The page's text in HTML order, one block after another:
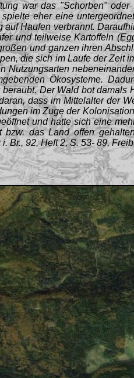
war das "Schorben"
eher eine
Haufen verbrannt.
und teilweise Kartoffeln
und ganzen ihren
die sich im Laufe der
Nutzungsarten
Ökosysteme.
Der Wald bot
dass im Mittelalter der
im Zuge der
und hatte sich eine
das Land offen
Br., 92, Heft 2, S. 53- 89,